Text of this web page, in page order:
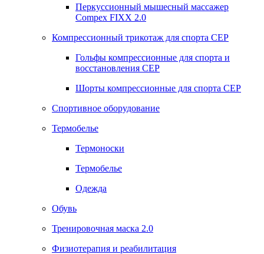
Перкуссионный мышесный массажер
Compex FIXX 2.0
Компрессионный трикотаж для спорта СЕР
Гольфы компрессионные для спорта и
восстановления СЕР
Шорты компрессионные для спорта СЕР
Спортивное оборудование
Термобелье
Термоноски
Термобелье
Одежда
Обувь
Тренировочная маска 2.0
Физиотерапия и реабилитация